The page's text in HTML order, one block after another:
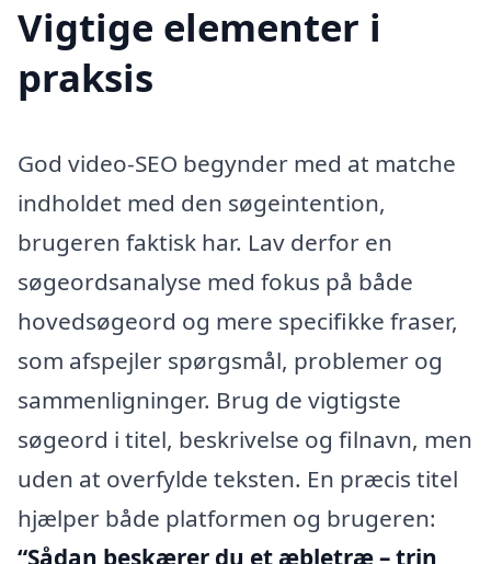
Vigtige elementer i
praksis
God video-SEO begynder med at matche
indholdet med den søgeintention,
brugeren faktisk har. Lav derfor en
søgeordsanalyse med fokus på både
hovedsøgeord og mere specifikke fraser,
som afspejler spørgsmål, problemer og
sammenligninger. Brug de vigtigste
søgeord i titel, beskrivelse og filnavn, men
uden at overfylde teksten. En præcis titel
hjælper både platformen og brugeren:
“Sådan beskærer du et æbletræ – trin